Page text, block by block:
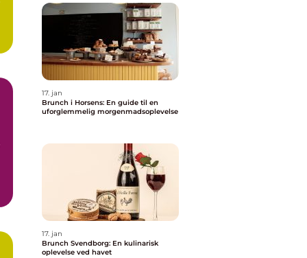
17. jan
Brunch i Horsens: En guide til en
uforglemmelig morgenmadsoplevelse
17. jan
Brunch Svendborg: En kulinarisk
oplevelse ved havet